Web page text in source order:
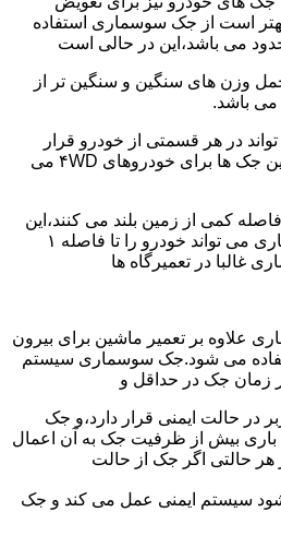
است از جک سوسماری استفاده
می باشد،این در حالی است
وزن های سنگین و سنگین تر از
باشد.
در هر قسمتی از خودرو قرار
بگیرد.جک سوسماری از بهترین جک ها برای خودروهای ۴WD می
کمی از زمین بلند می کنند،این
درحالی است که جک سوسماری می تواند خودرو را تا فاصله ۱
غالبا در تعمیرگاه ها
علاوه بر تعمیر ماشین برای بیرون
می شود.جک سوسماری سیستم
زمان جک در حداقل و
در حالت ایمنی قرار دارد،و جک
بیش از ظرفیت جک به آن اعمال
حالتی اگر جک از حالت
شود سیستم ایمنی عمل می کند و جک